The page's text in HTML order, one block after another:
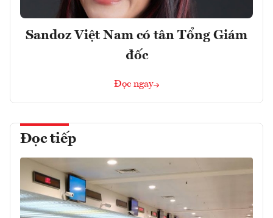
Sandoz Việt Nam có tân Tổng Giám
đốc
Đọc ngay
Đọc tiếp